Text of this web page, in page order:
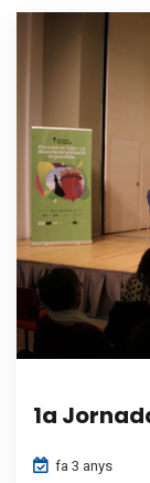
1a
fa 3 anys